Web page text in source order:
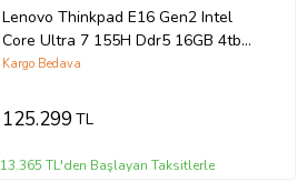
Lenovo Thinkpad E16 Gen2 Intel
Core Ultra 7 155H Ddr5 16GB 4tb
SSD Intel® Aı Boost 16" Wuxga IPS
Bilgisayar 21MA002UTXH04 + Zetta
Kargo Bedava
125.299TL
13.365 TL'den Başlayan Taksitlerle